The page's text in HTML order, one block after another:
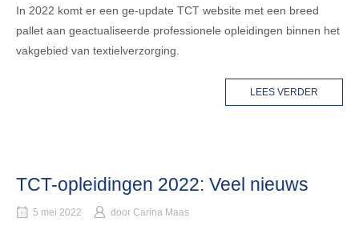
In 2022 komt er een ge-update TCT website met een breed
pallet aan geactualiseerde professionele opleidingen binnen het
vakgebied van textielverzorging.
LEES VERDER
TCT-opleidingen 2022: Veel nieuws
5 mei 2022 door Carina Maas